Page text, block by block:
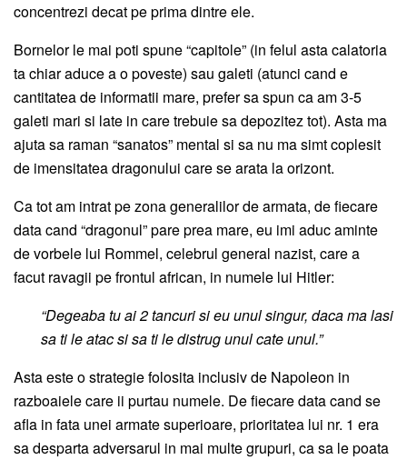
concentrezi decat pe prima dintre ele.
Bornelor le mai poti spune “capitole” (in felul asta calatoria
ta chiar aduce a o poveste) sau galeti (atunci cand e
cantitatea de informatii mare, prefer sa spun ca am 3-5
galeti mari si late in care trebuie sa depozitez tot). Asta ma
ajuta sa raman “sanatos” mental si sa nu ma simt coplesit
de imensitatea dragonului care se arata la orizont.
Ca tot am intrat pe zona generalilor de armata, de fiecare
data cand “dragonul” pare prea mare, eu imi aduc aminte
de vorbele lui Rommel, celebrul general nazist, care a
facut ravagii pe frontul african, in numele lui Hitler:
“Degeaba tu ai 2 tancuri si eu unul singur, daca ma lasi
sa ti le atac si sa ti le distrug unul cate unul.”
Asta este o strategie folosita inclusiv de Napoleon in
razboaiele care ii purtau numele. De fiecare data cand se
afla in fata unei armate superioare, prioritatea lui nr. 1 era
sa desparta adversarul in mai multe grupuri, ca sa le poata